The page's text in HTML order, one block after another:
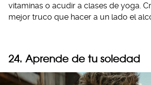
vitaminas o acudir a clases de yoga.
mejor truco que hacer a un lado el
24. Aprende de tu soledad